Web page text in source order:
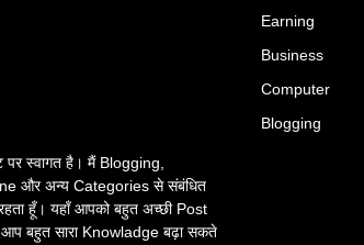
पर स्वागत है। मैं Blogging,
और अन्य Categories से संबंधित
हूँ। यहाँ आपको बहुत अच्छी Post
आप बहुत सारा Knowladge बढ़ा सकते
Earning
Business
Computer
Blogging